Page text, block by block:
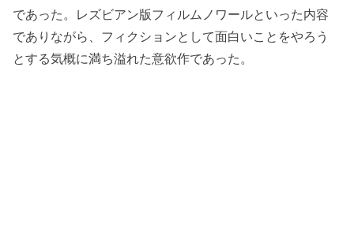
であった。レズビアン版フィルムノワールといった内容
でありながら、フィクションとして面白いことをやろう
とする気概に満ち溢れた意欲作であった。